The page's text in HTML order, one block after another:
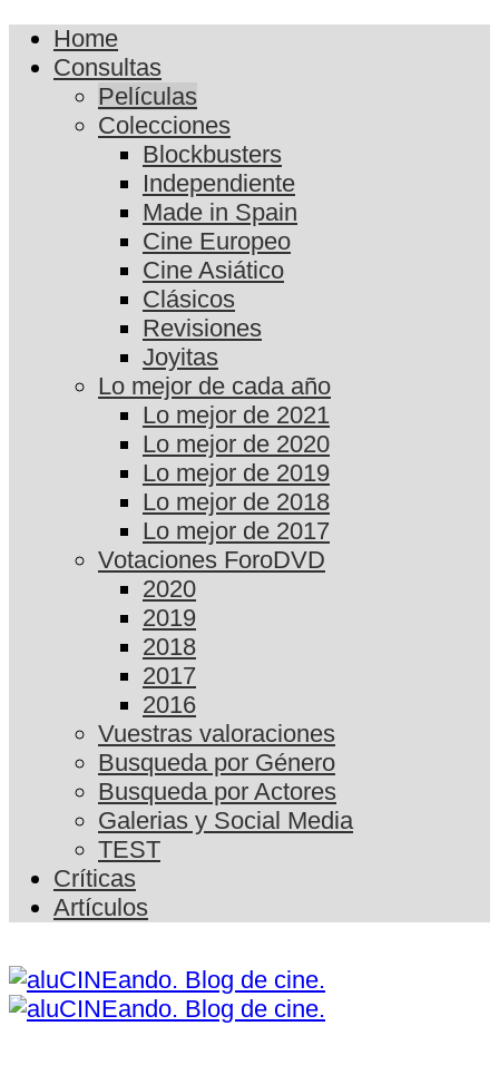
Home
Consultas
Películas
Colecciones
Blockbusters
Independiente
Made in Spain
Cine Europeo
Cine Asiático
Clásicos
Revisiones
Joyitas
Lo mejor de cada año
Lo mejor de 2021
Lo mejor de 2020
Lo mejor de 2019
Lo mejor de 2018
Lo mejor de 2017
Votaciones ForoDVD
2020
2019
2018
2017
2016
Vuestras valoraciones
Busqueda por Género
Busqueda por Actores
Galerias y Social Media
TEST
Críticas
Artículos